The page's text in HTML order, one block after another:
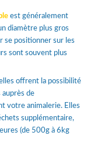
est généralement
diamètre plus gros
se positionner sur les
sont souvent plus
offrent la possibilité
auprès de
votre animalerie. Elles
supplémentaire,
(de 500g à 6kg